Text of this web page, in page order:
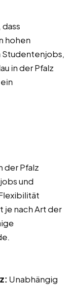
hohen
Studentenjobs,
in der Pfalz
der Pfalz
und
je nach Art der
Unabhängig